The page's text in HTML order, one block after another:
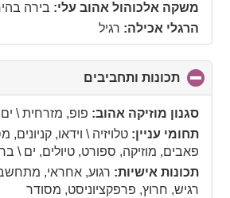
משקה אלכוהול אהוב עלי: בירה
הרגלי אכילה: רגיל
תכונות ותחביבים
to
collapse
סגנון מוזיקה אהוב: פופ, מזרחית \
תחומי עניין: טלויזיה \ וידאו,
פאבים, מוזיקה, ספורט, טיולים, ים \
תכונות אישיות: רגוע, אחראי,
רגיש, חרוץ, פרפקציוניסט, מסודר